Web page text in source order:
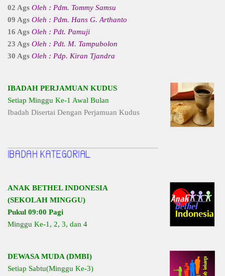
02 Ags Oleh : Pdm. Tommy Samsu
09 Ags Oleh : Pdm. Hans G. Arthanto
16 Ags Oleh : Pdt. Pamuji
23 Ags Oleh : Pdt. M. Tampubolon
30 Ags Oleh : Pdp. Kiran Tjandra
IBADAH PERJAMUAN KUDUS
Setiap Minggu Ke-1 Awal Bulan
Ibadah Disertai Dengan Perjamuan Kudus
ANAK BETHEL INDONESIA
(SEKOLAH MINGGU)
Pukul 09:00 Pagi
Minggu Ke-1, 2, 3, dan 4
DEWASA MUDA (DMBI)
Setiap Sabtu(Minggu Ke-3)